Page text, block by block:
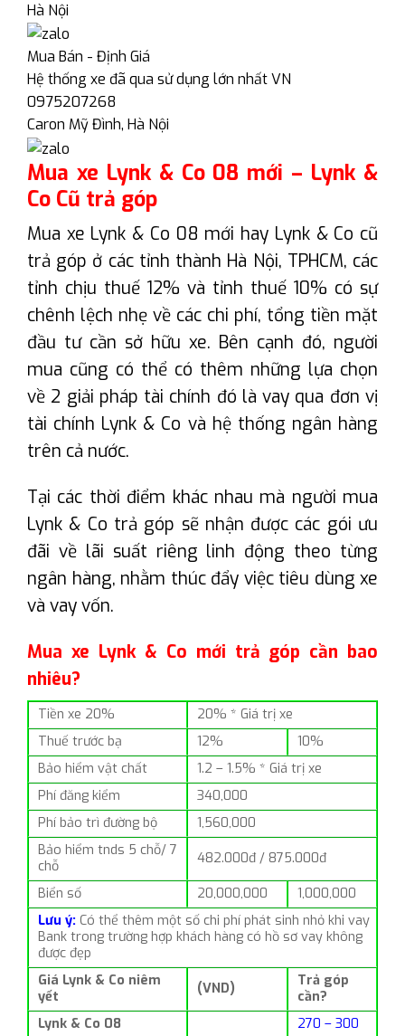
Hà Nội
Mua Bán - Định Giá
Hệ thống xe đã qua sử dụng lớn nhất VN
0975207268
Caron Mỹ Đình, Hà Nội
Mua xe Lynk & Co 08 mới – Lynk &
Co Cũ trả góp
Mua xe Lynk & Co 08 mới hay Lynk & Co cũ
trả góp ở các tỉnh thành Hà Nội, TPHCM, các
tỉnh chịu thuế 12% và tỉnh thuế 10% có sự
chênh lệch nhẹ về các chi phí, tổng tiền mặt
đầu tư cần sở hữu xe. Bên cạnh đó, người
mua cũng có thể có thêm những lựa chọn
về 2 giải pháp tài chính đó là vay qua đơn vị
tài chính Lynk & Co và hệ thống ngân hàng
trên cả nước.
Tại các thời điểm khác nhau mà người mua
Lynk & Co trả góp sẽ nhận được các gói ưu
đãi về lãi suất riêng linh động theo từng
ngân hàng, nhằm thúc đẩy việc tiêu dùng xe
và vay vốn.
Mua xe Lynk & Co mới trả góp cần bao
nhiêu?
Tiền xe 20%
20% * Giá trị xe
Thuế trước bạ
12%
10%
Bảo hiểm vật chất
1.2 – 1.5% * Giá trị xe
Phí đăng kiểm
340,000
Phí bảo trì đường bộ
1,560,000
Bảo hiểm tnds 5 chỗ/ 7
chỗ
482.000đ / 875.000đ
Biển số 20,000,000
1,000,000
Lưu ý: Có thể thêm một số chi phí phát sinh nhỏ khi vay
Bank trong trường hợp khách hàng có hồ sơ vay không
được đẹp
Giá Lynk & Co niêm
yết
(VND)
Trả góp
cần?
Lynk & Co 08
270 – 300